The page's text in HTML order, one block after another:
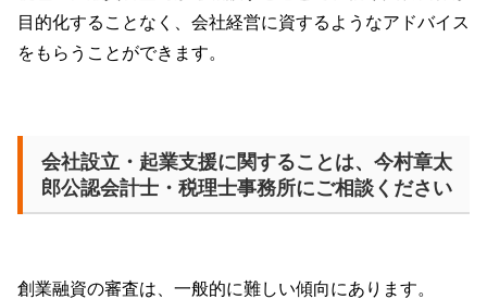
目的化することなく、会社経営に資するようなアドバイス
をもらうことができます。
会社設立・起業支援に関することは、今村章太
郎公認会計士・税理士事務所にご相談ください
創業融資の審査は、一般的に難しい傾向にあります。